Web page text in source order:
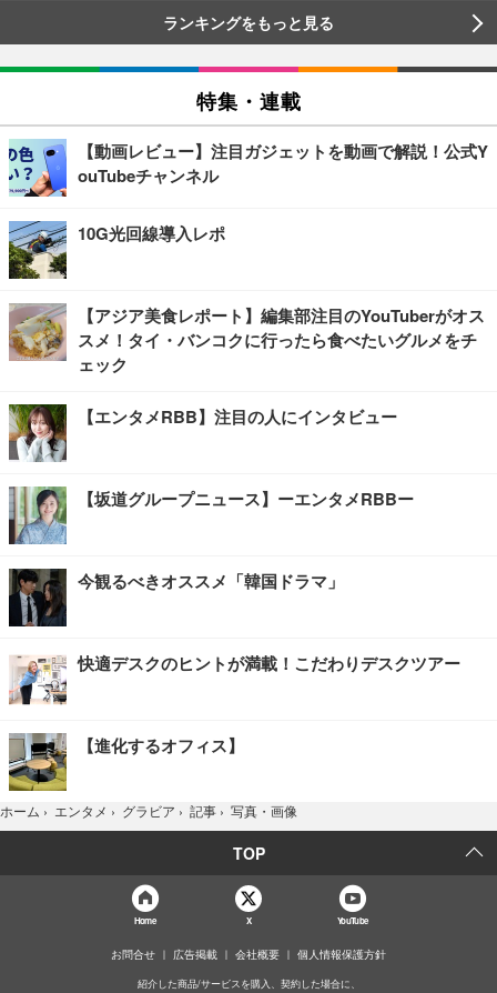
ランキングをもっと見る
特集・連載
【動画レビュー】注目ガジェットを動画で解説！公式Y
ouTubeチャンネル
10G光回線導入レポ
【アジア美食レポート】編集部注目のYouTuberがオス
スメ！タイ・バンコクに行ったら食べたいグルメをチ
ェック
【エンタメRBB】注目の人にインタビュー
【坂道グループニュース】ーエンタメRBBー
今観るべきオススメ「韓国ドラマ」
快適デスクのヒントが満載！こだわりデスクツアー
【進化するオフィス】
ホーム › エンタメ › グラビア › 記事 › 写真・画像
TOP
Home X YouTube
お問合せ 広告掲載 会社概要 個人情報保護方針
紹介した商品/サービスを購入、契約した場合に、